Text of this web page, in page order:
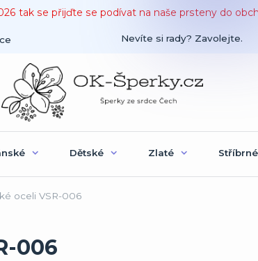
tak se přijďte se podívat na naše prsteny do
Nevíte si rady? Zavolejte.
Dětské Zlaté Stříbrné
oceli VSR-006
006